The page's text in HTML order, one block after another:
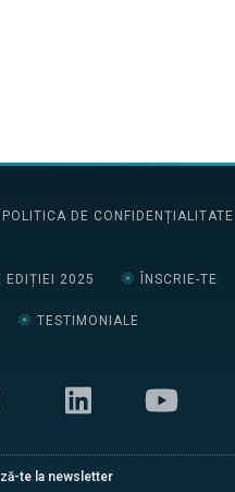
POLITICA DE CONFIDENȚIALITATE
EDIȚIEI 2025 ÎNSCRIE-TE
TESTIMONIALE
te la newsletter